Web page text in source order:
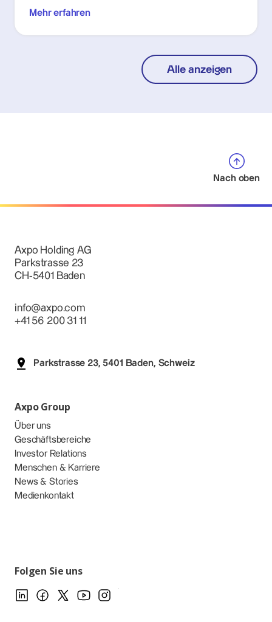
Mehr erfahren
Alle anzeigen
Nach oben
Axpo Holding AG
Parkstrasse 23
CH-5401 Baden
info@axpo.com
+41 56 200 31 11
Parkstrasse 23, 5401 Baden, Schweiz
Axpo Group
Über uns
Geschäftsbereiche
Investor Relations
Menschen & Karriere
News & Stories
Medienkontakt
Folgen Sie uns